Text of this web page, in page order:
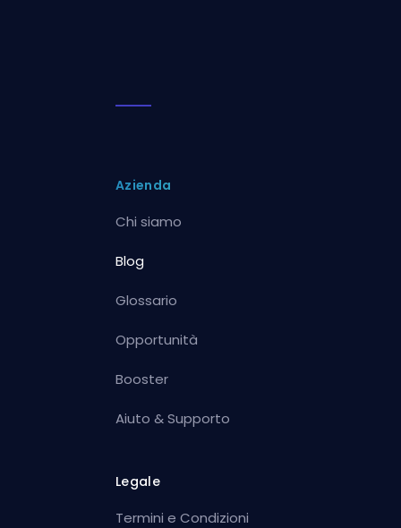
Azienda
Chi siamo
Blog
Glossario
Opportunità
Booster
Aiuto & Supporto
Legale
Termini e Condizioni